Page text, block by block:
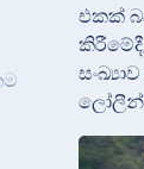
එකක්
ලෝලීන්,